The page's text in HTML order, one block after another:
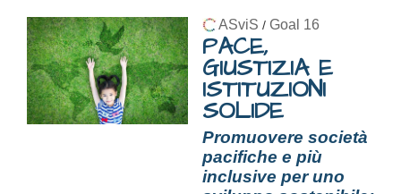
ASviS / Goal 16
PACE,
GIUSTIZIA E
ISTITUZIONI
SOLIDE
Promuovere società
pacifiche e più
inclusive per uno